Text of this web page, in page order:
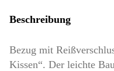
Beschreibung
Bezug mit
Kissen“. Der leichte